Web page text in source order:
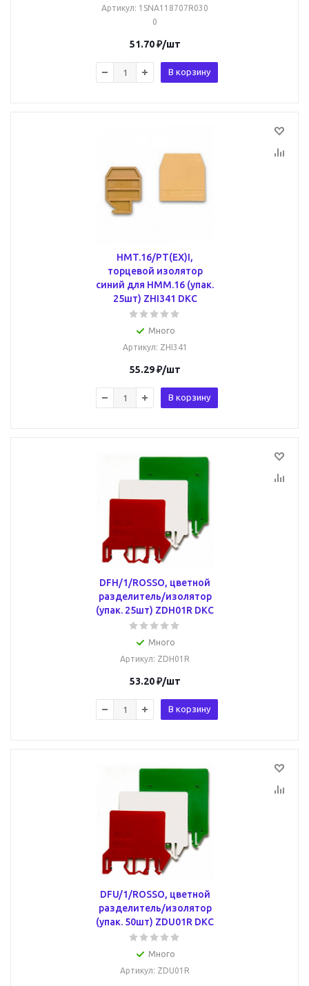
Артикул: 1SNA118707R030
0
51.70₽/шт
В корзину
HMT.16/PT(EX)I,
торцевой изолятор
синий для НММ.16 (упак.
25шт) ZHI341 DKC
Много
Артикул: ZHI341
55.29₽/шт
В корзину
DFH/1/ROSSO, цветной
разделитель/изолятор
(упак. 25шт) ZDH01R DKC
Много
Артикул: ZDH01R
53.20₽/шт
В корзину
DFU/1/ROSSO, цветной
разделитель/изолятор
(упак. 50шт) ZDU01R DKC
Много
Артикул: ZDU01R